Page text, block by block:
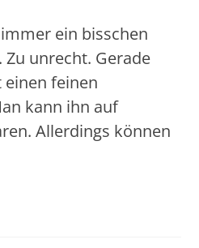
ein bisschen
unrecht. Gerade
feinen
kann ihn auf
Allerdings können